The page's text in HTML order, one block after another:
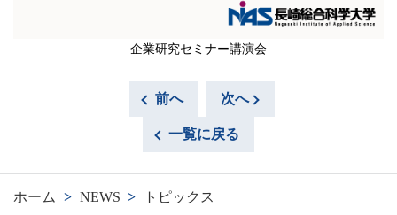
企業研究セミナー講演会
前へ 次へ
一覧に戻る
ホーム > NEWS > トピックス